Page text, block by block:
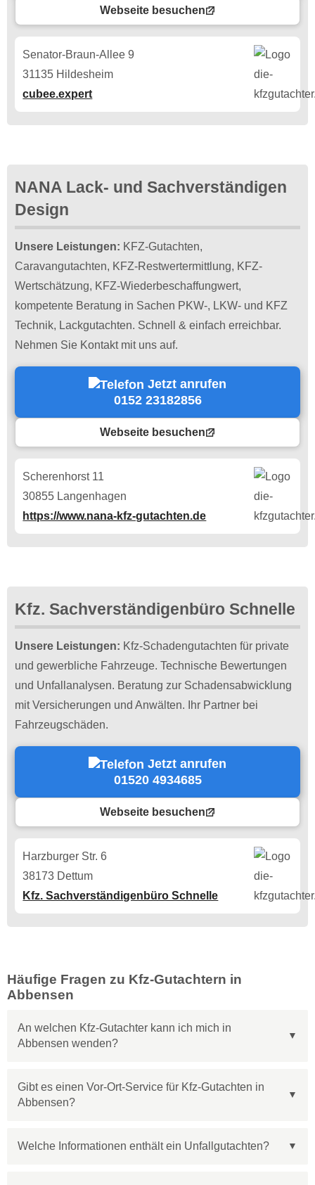
Webseite besuchen
Senator-Braun-Allee 9
31135 Hildesheim
cubee.expert
NANA Lack- und Sachverständigen
Design
Unsere Leistungen: KFZ-Gutachten,
Caravangutachten, KFZ-Restwertermittlung, KFZ-
Wertschätzung, KFZ-Wiederbeschaffungwert,
kompetente Beratung in Sachen PKW-, LKW- und KFZ
Technik, Lackgutachten. Schnell & einfach erreichbar.
Nehmen Sie Kontakt mit uns auf.
Jetzt anrufen
0152 23182856
Webseite besuchen
Scherenhorst 11
30855 Langenhagen
https://www.nana-kfz-gutachten.de
Kfz. Sachverständigenbüro Schnelle
Unsere Leistungen: Kfz-Schadengutachten für private
und gewerbliche Fahrzeuge. Technische Bewertungen
und Unfallanalysen. Beratung zur Schadensabwicklung
mit Versicherungen und Anwälten. Ihr Partner bei
Fahrzeugschäden.
Jetzt anrufen
01520 4934685
Webseite besuchen
Harzburger Str. 6
38173 Dettum
Kfz. Sachverständigenbüro Schnelle
Häufige Fragen zu Kfz-Gutachtern in
Abbensen
An welchen Kfz-Gutachter kann ich mich in
Abbensen wenden?
Gibt es einen Vor-Ort-Service für Kfz-Gutachten in
Abbensen?
Welche Informationen enthält ein Unfallgutachten?